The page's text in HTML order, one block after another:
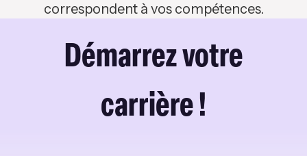
correspondent à vos compétences.
Démarrez votre
carrière !